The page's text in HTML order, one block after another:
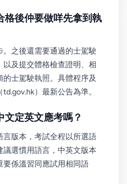
格後仲要做咩先拿到執
之後還需要通過的士駕駛
以及提交體格檢查證明、相
士駕駛執照。具體程序及
）最新公告為準。
文定英文應考嗎？
言版本，考試全程以所選語
議選慣用語言，中英文版本
要係溫習同應試用相同語